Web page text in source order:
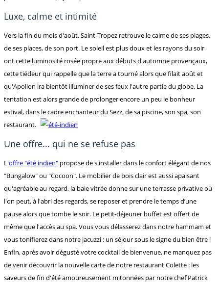
Luxe, calme et intimité
Vers la fin du mois d'août, Saint-Tropez retrouve le calme de ses plages,
de ses places, de son port. Le soleil est plus doux et les rayons du soir
ont cette luminosité rosée propre aux débuts d'automne provençaux,
cette tiédeur qui rappelle que la terre a tourné alors que filait août et
qu'Apollon ira bientôt illuminer de ses feux l'autre partie du globe. La
tentation est alors grande de prolonger encore un peu le bonheur
estival, dans le cadre enchanteur du Sezz, de sa piscine, son spa, son
restaurant.
Une offre... qui ne se refuse pas
L'offre "été indien" propose de s'installer dans le confort élégant de nos
"Bungalow" ou "Cocoon". Le mobilier de bois clair est aussi apaisant
qu'agréable au regard, la baie vitrée donne sur une terrasse privative où
l'on peut, à l'abri des regards, se reposer et prendre le temps d’une
pause alors que tombe le soir. Le petit-déjeuner buffet est offert de
même que l'accès au spa. Vous vous délasserez dans notre hammam et
vous tonifierez dans notre jacuzzi : un séjour sous le signe du bien être !
Enfin, après avoir dégusté votre cocktail de bienvenue, ne manquez pas
de venir découvrir la nouvelle carte de notre restaurant Colette : les
saveurs de fin d'été amoureusement mitonnées par notre chef Patrick